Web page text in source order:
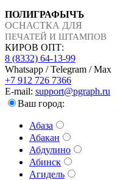
ПОЛИГРАФЫЧЪ
ОСНАСТКА ДЛЯ
ПЕЧАТЕЙ И ШТАМПОВ
КИРОВ ОПТ:
8 (8332) 64-13-99
Whatsapp / Telegram / Max
+7 912 726 7366
E-mail: support@pgraph.ru
Ваш город:
Абаза
Абакан
Абдулино
Абинск
Агидель